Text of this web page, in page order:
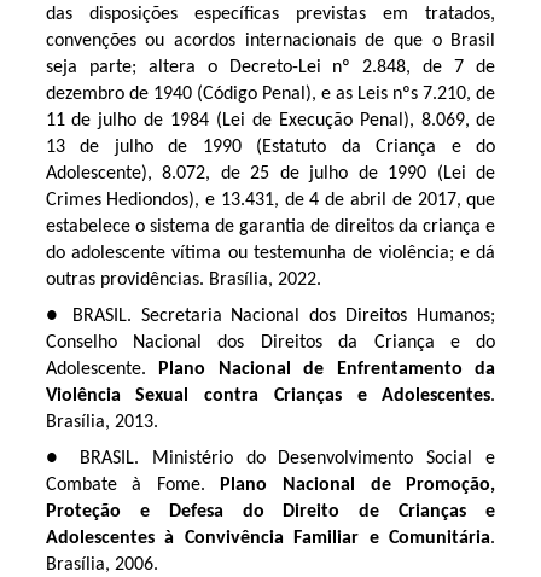
das disposições específicas previstas em tratados,
convenções ou acordos internacionais de que o Brasil
seja parte; altera o Decreto-Lei nº 2.848, de 7 de
dezembro de 1940 (Código Penal), e as Leis nºs 7.210, de
11 de julho de 1984 (Lei de Execução Penal), 8.069, de
13 de julho de 1990 (Estatuto da Criança e do
Adolescente), 8.072, de 25 de julho de 1990 (Lei de
Crimes Hediondos), e 13.431, de 4 de abril de 2017, que
estabelece o sistema de garantia de direitos da criança e
do adolescente vítima ou testemunha de violência; e dá
outras providências. Brasília, 2022.
● BRASIL. Secretaria Nacional dos Direitos Humanos;
Conselho Nacional dos Direitos da Criança e do
Adolescente.
Plano Nacional de Enfrentamento da
Violência Sexual contra Crianças e Adolescentes.
Brasília, 2013.
● BRASIL.
Ministério do Desenvolvimento Social e
Combate à Fome. Plano Nacional de Promoção,
Proteção e Defesa do Direito de Crianças e
Adolescentes à Convivência Familiar e Comunitária.
Brasília, 2006.